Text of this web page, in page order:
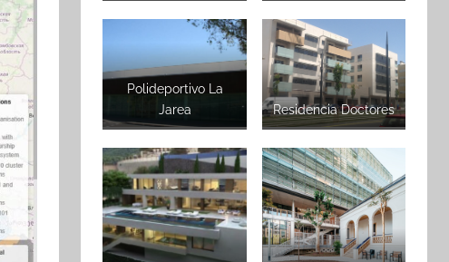
Polideportivo La
Jarea
Residencia Doctores